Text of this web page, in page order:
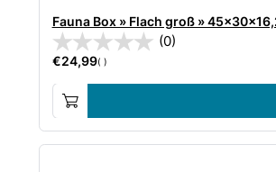
Fauna Box » Flach groß »
(0)
€24,99( )